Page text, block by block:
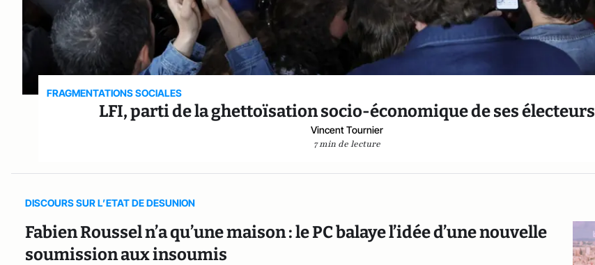
FRAGMENTATIONS SOCIALES
LFI, parti de la ghettoïsation socio-économique de ses électeurs
Vincent Tournier
7 min de lecture
DISCOURS SUR L’ETAT DE DESUNION
Fabien Roussel n’a qu’une maison : le PC balaye l’idée d’une nouvelle
soumission aux insoumis